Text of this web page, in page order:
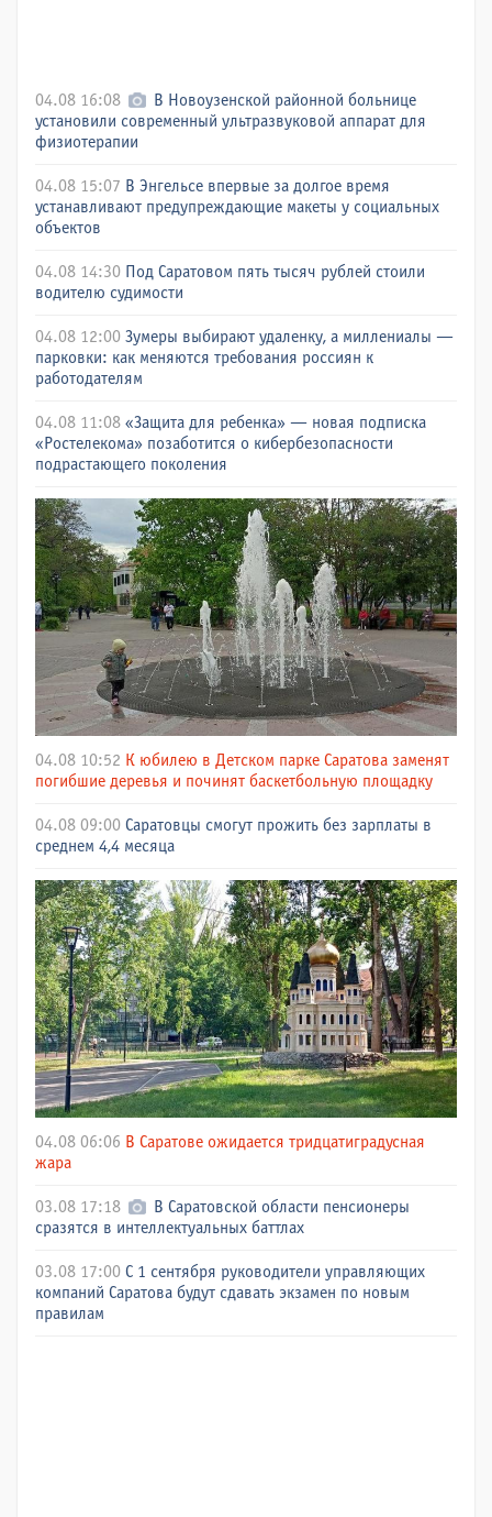
04.08 16:08
В Новоузенской районной больнице
установили современный ультразвуковой аппарат для
физиотерапии
04.08 15:07 В Энгельсе впервые за долгое время
устанавливают предупреждающие макеты у социальных
объектов
04.08 14:30 Под Саратовом пять тысяч рублей стоили
водителю судимости
04.08 12:00 Зумеры выбирают удаленку, а миллениалы —
парковки: как меняются требования россиян к
работодателям
04.08 11:08 «Защита для ребенка» — новая подписка
«Ростелекома» позаботится о кибербезопасности
подрастающего поколения
04.08 10:52 К юбилею в Детском парке Саратова заменят
погибшие деревья и починят баскетбольную площадку
04.08 09:00 Саратовцы смогут прожить без зарплаты в
среднем 4,4 месяца
04.08 06:06 В Саратове ожидается тридцатиградусная
жара
03.08 17:18
В Саратовской области пенсионеры
сразятся в интеллектуальных баттлах
03.08 17:00 С 1 сентября руководители управляющих
компаний Саратова будут сдавать экзамен по новым
правилам